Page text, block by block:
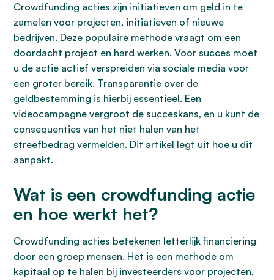
Crowdfunding acties zijn initiatieven om geld in te
zamelen voor projecten, initiatieven of nieuwe
bedrijven. Deze populaire methode vraagt om een
doordacht project en hard werken. Voor succes moet
u de actie actief verspreiden via sociale media voor
een groter bereik. Transparantie over de
geldbestemming is hierbij essentieel. Een
videocampagne vergroot de succeskans, en u kunt de
consequenties van het niet halen van het
streefbedrag vermelden. Dit artikel legt uit hoe u dit
aanpakt.
Wat is een crowdfunding actie
en hoe werkt het?
Crowdfunding acties betekenen letterlijk financiering
door een groep mensen. Het is een methode om
kapitaal op te halen bij investeerders voor projecten,